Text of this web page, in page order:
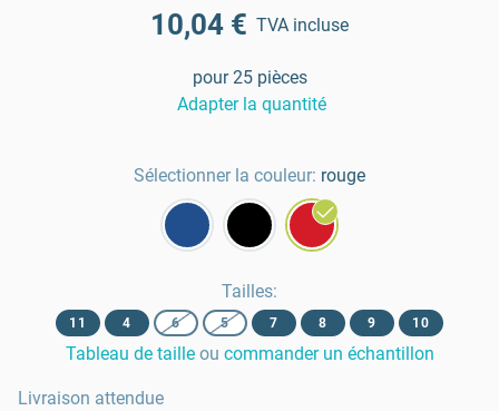
10,04 € TVA incluse
pour 25 pièces
Adapter la quantité
Sélectionner la couleur: rouge
Tailles:
11 4 6 5 7 8 9 10
Tableau de taille ou commander un échantillon
Livraison attendue